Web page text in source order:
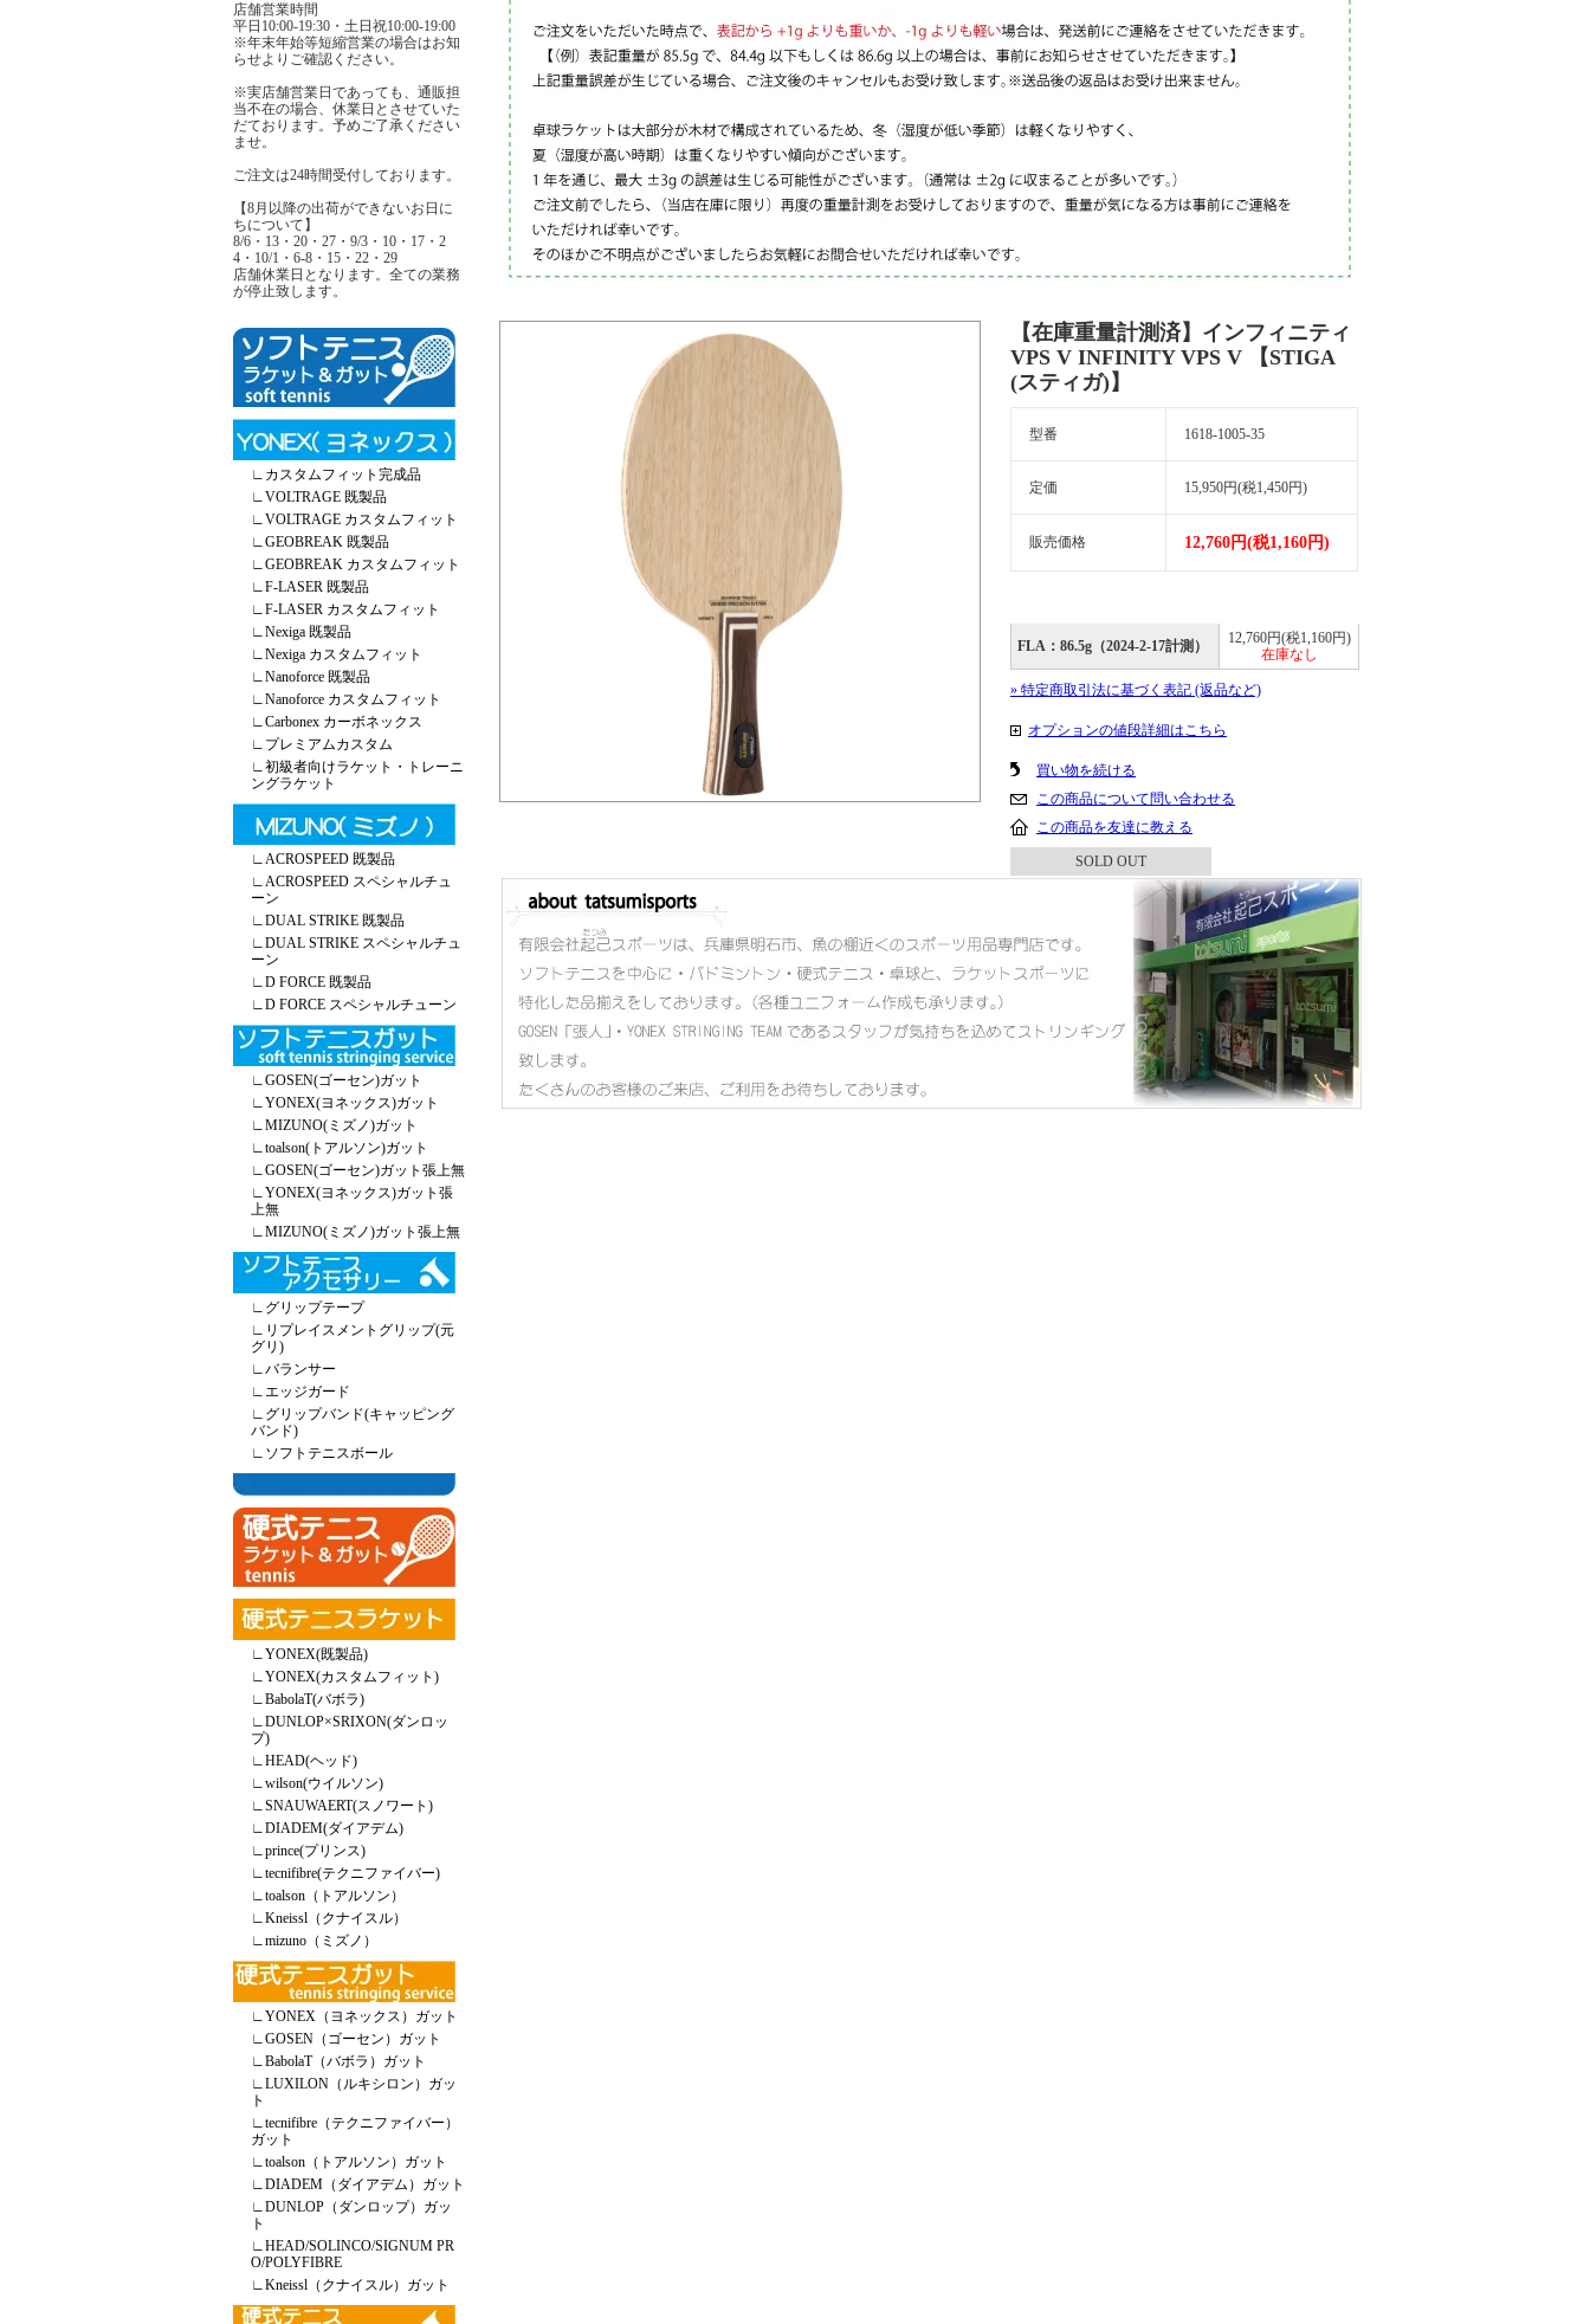
店舗営業時間
平日10:00-19:30・土日祝10:00-19:00
※年末年始等短縮営業の場合はお知
らせよりご確認ください。
※実店舗営業日であっても、通販担
当不在の場合、休業日とさせていた
だております。予めご了承ください
ませ。
ご注文は24時間受付しております。
【8月以降の出荷ができないお日に
ちについて】
8/6・13・20・27・9/3・10・17・2
4・10/1・6-8・15・22・29
店舗休業日となります。全ての業務
が停止致します。
∟ カスタムフィット完成品
∟VOLTRAGE 既製品
∟VOLTRAGE カスタムフィット
∟GEOBREAK 既製品
∟GEOBREAK カスタムフィット
∟F-LASER 既製品
∟F-LASER カスタムフィット
∟Nexiga 既製品
∟Nexiga カスタムフィット
∟Nanoforce 既製品
∟Nanoforce カスタムフィット
∟Carbonex カーボネックス
∟ プレミアムカスタム
∟初級者向けラケット・トレーニ
ングラケット
∟ACROSPEED 既製品
∟ACROSPEED スペシャルチュ
ーン
∟DUAL STRIKE 既製品
∟DUAL STRIKE スペシャルチュ
ーン
∟D FORCE 既製品
∟D FORCE スペシャルチューン
∟GOSEN(ゴーセン)ガット
∟YONEX(ヨネックス)ガット
∟MIZUNO(ミズノ)ガット
∟toalson(トアルソン)ガット
∟GOSEN(ゴーセン)ガット張上無
∟YONEX(ヨネックス)ガット張
上無
∟MIZUNO(ミズノ)ガット張上無
∟ グリップテープ
∟ リプレイスメントグリップ(元
グリ)
∟バランサー
∟エッジガード
∟ グリップバンド(キャッピング
バンド)
∟ ソフトテニスボール
∟YONEX(既製品)
∟YONEX(カスタムフィット)
∟BabolaT(バボラ)
∟DUNLOP×SRIXON(ダンロッ
プ)
∟HEAD(ヘッド)
∟wilson(ウイルソン)
∟SNAUWAERT(スノワート)
∟DIADEM(ダイアデム)
∟prince(プリンス)
∟tecnifibre(テクニファイバー)
∟toalson（トアルソン）
∟Kneissl（クナイスル）
∟mizuno（ミズノ）
∟YONEX（ヨネックス）ガット
∟GOSEN（ゴーセン）ガット
∟BabolaT（バボラ）ガット
∟LUXILON（ルキシロン）ガッ
ト
∟tecnifibre（テクニファイバー）
ガット
∟toalson（トアルソン）ガット
∟DIADEM（ダイアデム）ガット
∟DUNLOP（ダンロップ）ガッ
ト
∟HEAD/SOLINCO/SIGNUM PR
O/POLYFIBRE
∟Kneissl（クナイスル）ガット
【在庫重量計測済】インフィニティ
VPS V INFINITY VPS V 【STIGA
(スティガ)】
型番 1618-1005-35
定価 15,950円(税1,450円)
販売価格 12,760円(税1,160円)
FLA：86.5g（2024-2-17計測）
12,760円(税1,160円)
在庫なし
» 特定商取引法に基づく表記 (返品など)
オプションの値段詳細はこちら
買い物を続ける
この商品について問い合わせる
この商品を友達に教える
SOLD OUT